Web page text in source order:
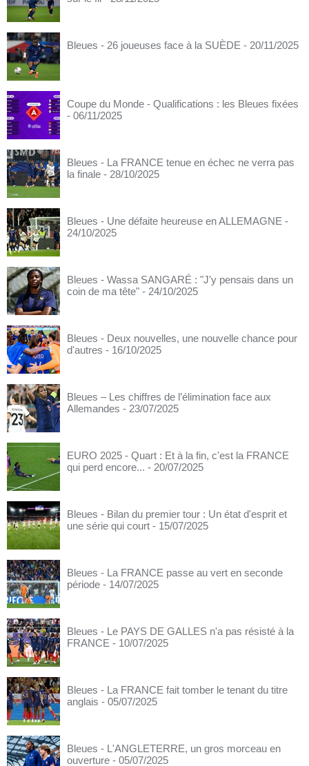
Bleues - 26 joueuses face à la SUÈDE - 20/11/2025
Coupe du Monde - Qualifications : les Bleues fixées
- 06/11/2025
Bleues - La FRANCE tenue en échec ne verra pas
la finale - 28/10/2025
Bleues - Une défaite heureuse en ALLEMAGNE -
24/10/2025
Bleues - Wassa SANGARÉ : "J'y pensais dans un
coin de ma tête" - 24/10/2025
Bleues - Deux nouvelles, une nouvelle chance pour
d'autres - 16/10/2025
Bleues – Les chiffres de l’élimination face aux
Allemandes - 23/07/2025
EURO 2025 - Quart : Et à la fin, c'est la FRANCE
qui perd encore... - 20/07/2025
Bleues - Bilan du premier tour : Un état d'esprit et
une série qui court - 15/07/2025
Bleues - La FRANCE passe au vert en seconde
période - 14/07/2025
Bleues - Le PAYS DE GALLES n'a pas résisté à la
FRANCE - 10/07/2025
Bleues - La FRANCE fait tomber le tenant du titre
anglais - 05/07/2025
Bleues - L'ANGLETERRE, un gros morceau en
ouverture - 05/07/2025